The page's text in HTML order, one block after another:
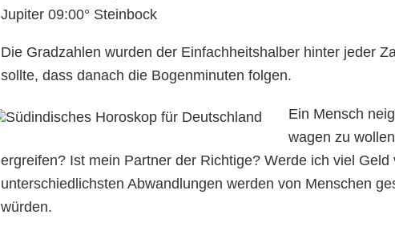
Jupiter 09:00° Steinbock
Die Gradzahlen wurden der Einfachheitshalber hinter jeder
sollte, dass danach die Bogenminuten folgen.
Ein Mensch
wagen zu
ergreifen? Ist mein Partner der Richtige? Werde ich viel
unterschiedlichsten Abwandlungen werden von Menschen
würden.